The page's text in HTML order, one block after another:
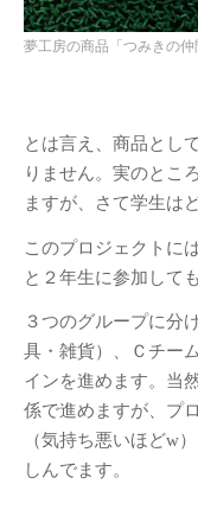
ナニコレ奮闘日記(7)
人(1)
授業(208)
行事 (39)
論」(11)
講義授業「ものづく
(7)
紹介
教員紹介
夢工房の商品「つみきの仲
とは言え、商品とし
りません。実のとこ
ますが、さて学生は
このプロジェクトに
と２年生に参加して
３つのグループに分
具・雑貨）、Ｃチー
インを進めます。当
係で進めますが、プ
（気持ち悪いほどw
しんでます。